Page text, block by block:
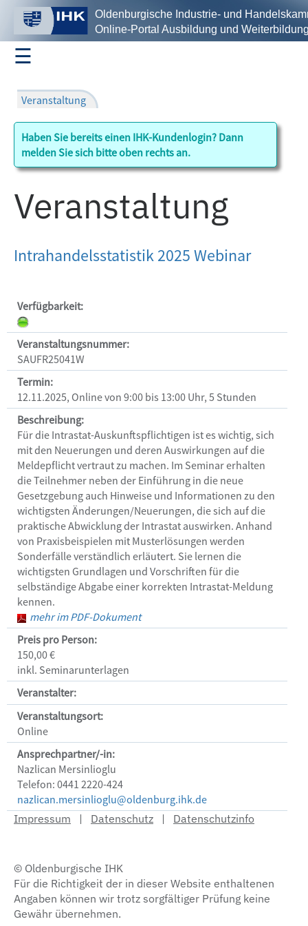
Oldenburgische Industrie- und
Online-Portal Ausbildung und
☰
Ausbildung
Fortbildungsprüfungen
Suche
Veranstaltungen
Hilfe
Haben Sie bereits einen IHK-Kundenlogin? Dann
melden Sie sich bitte oben rechts an.
Veranstaltung
Intrahandelsstatistik 2025 Webinar
Verfügbarkeit:
Veranstaltungsnummer:
SAUFR25041W
Termin:
12.11.2025, Online von 9:00 bis 13:00 Uhr, 5 Stunden
Beschreibung:
Für die Intrastat-Auskunftspflichtigen ist es wichtig, sich
mit den Neuerungen und deren Auswirkungen auf die
Meldepflicht vertraut zu machen. Im Seminar erhalten
die Teilnehmer neben der Einführung in die neue
Gesetzgebung auch Hinweise und Informationen zu den
wichtigsten Änderungen/Neuerungen, die sich auf die
praktische Abwicklung der Intrastat auswirken. Anhand
von Praxisbeispielen mit Musterlösungen werden
Sonderfälle verständlich erläutert. Sie lernen die
wichtigsten Grundlagen und Vorschriften für die
selbständige Abgabe einer korrekten Intrastat-Meldung
kennen.
mehr im PDF-Dokument
Preis pro Person:
150,00 €
inkl. Seminarunterlagen
Veranstalter:
Veranstaltungsort:
Online
Ansprechpartner/-in:
Nazlican Mersinlioglu
Telefon: 0441 2220-424
nazlican.mersinlioglu@oldenburg.ihk.de
Impressum | Datenschutz | Datenschutzinfo
© Oldenburgische IHK
Für die Richtigkeit der in dieser Website enthaltenen
Angaben können wir trotz sorgfältiger Prüfung keine
Gewähr übernehmen.